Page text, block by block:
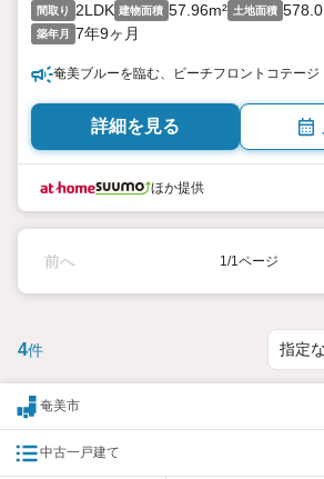
間取り 2LDK 建物面積 57.96m² 土地面積
築年月 7年9ヶ月
奄美ブルーを臨む、ビーチフロントコテージ
詳細を見る
ほか提供
前へ 1/1ページ
4件
奄美市
中古一戸建て